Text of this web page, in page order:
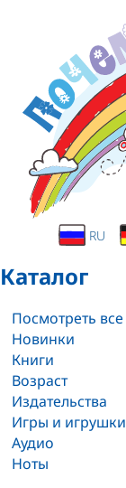
RU
Каталог
Посмотреть все
Новинки
Книги
Возраст
Издательства
Игры и игрушки
Аудио
Ноты